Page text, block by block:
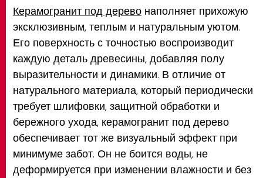
Керамогранит под дерево наполняет прихожую
эксклюзивным, теплым и натуральным уютом.
Его поверхность с точностью воспроизводит
каждую деталь древесины, добавляя полу
выразительности и динамики. В отличие от
натурального материала, который периодически
требует шлифовки, защитной обработки и
бережного ухода, керамогранит под дерево
обеспечивает тот же визуальный эффект при
минимуме забот. Он не боится воды, не
деформируется при изменении влажности и без